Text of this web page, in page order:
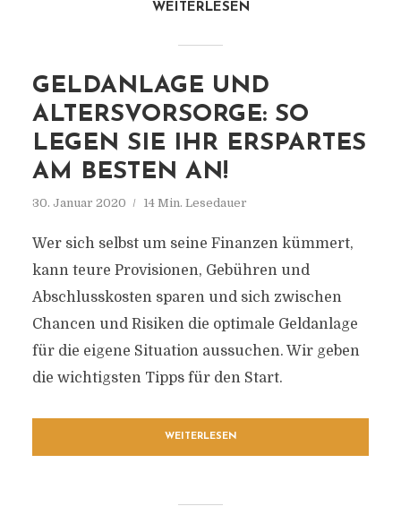
WEITERLESEN
GELDANLAGE UND
ALTERSVORSORGE: SO
LEGEN SIE IHR ERSPARTES
AM BESTEN AN!
30. Januar 2020 14 Min. Lesedauer
Wer sich selbst um seine Finanzen kümmert,
kann teure Provisionen, Gebühren und
Abschlusskosten sparen und sich zwischen
Chancen und Risiken die optimale Geldanlage
für die eigene Situation aussuchen. Wir geben
die wichtigsten Tipps für den Start.
WEITERLESEN